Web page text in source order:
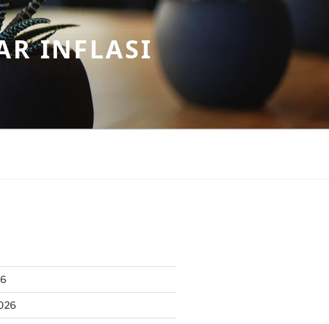
INFLASI